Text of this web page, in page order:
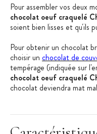
Pour assembler vos deux
chocolat oeuf craquelé
soient bien lisses et qu'ils
Pour obtenir un chocolat
choisir un chocolat de
tempérage (indiquée sur
chocolat oeuf craquelé
chocolat deviendra mat
Pour faire vos fritures en
moulages en chocolat, il